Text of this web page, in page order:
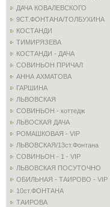
ДАЧА КОВАЛЕВСКОГО
9СТ.ФОНТАНА/ТОЛБУХИНА
КОСТАНДИ
ТИМИРЯЗЕВА
КОСТАНДИ - ДАЧА
СОВИНЬОН ПРИЧАЛ
АННА АХМАТОВА
ГАРШИНА
ЛЬВОВСКАЯ
СОВИНЬОН - коттедж
ЛЬВОСКАЯ ДАЧА
РОМАШКОВАЯ - VIP
ЛЬВОВСКАЯ/13ст.Фонтана
СОВИНЬОН - 1 - VIP
ЛЬВОВСКАЯ ПОСУТОЧНО
ОБИЛЬНАЯ - ТАИРОВО - VIP
10ст.ФОНТАНА
ТАИРОВА